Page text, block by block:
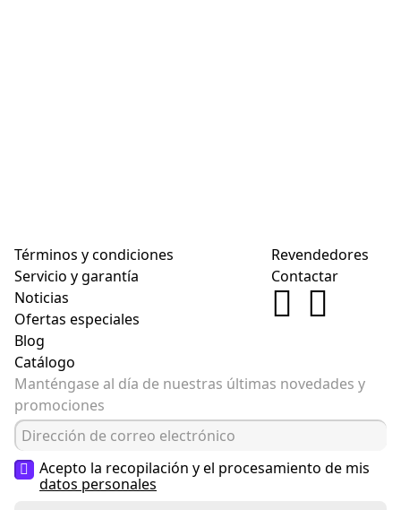
Términos y condiciones
Servicio y garantía
Noticias
Ofertas especiales
Blog
Catálogo
Revendedores
Contactar
Manténgase al día de nuestras últimas novedades y
promociones
Acepto la recopilación y el procesamiento de mis
datos personales